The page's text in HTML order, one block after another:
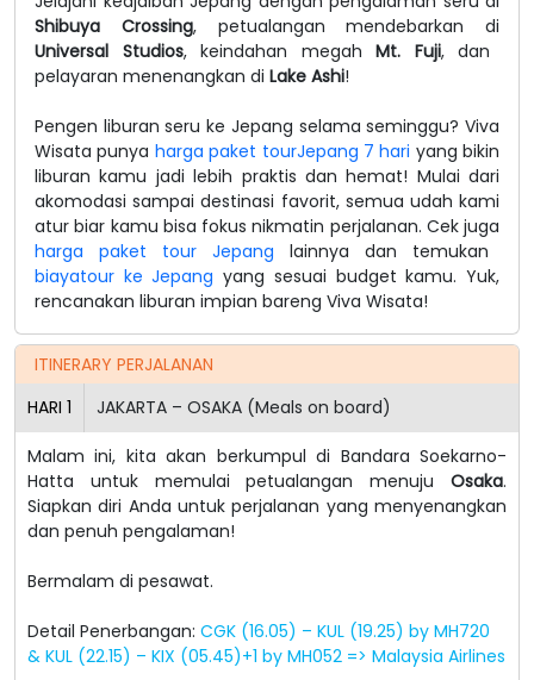
Shibuya Crossing, petualangan mendebarkan di
Universal Studios, keindahan megahMt. Fuji, dan
pelayaran menenangkan di Lake Ashi!
Pengen liburan seru ke Jepang selama seminggu? Viva
Wisata punya harga paket tourJepang 7 hari yang bikin
liburan kamu jadi lebih praktis dan hemat! Mulai dari
akomodasi sampai destinasi favorit, semua udah kami
atur biar kamu bisa fokus nikmatin perjalanan. Cek juga
harga paket tour Jepang lainnya dan temukan
biayatour ke Jepang yang sesuai budget kamu. Yuk,
rencanakan liburan impian bareng Viva Wisata!
ITINERARY PERJALANAN
HARI 1 JAKARTA – OSAKA (Meals on board)
Malam ini, kita akan berkumpul di Bandara Soekarno-
Hatta untuk memulai petualangan menuju Osaka.
Siapkan diri Anda untuk perjalanan yang menyenangkan
dan penuh pengalaman!
Bermalam di pesawat.
Detail Penerbangan: CGK (16.05) – KUL (19.25) by MH720
& KUL (22.15) – KIX (05.45)+1 by MH052 => Malaysia Airlines